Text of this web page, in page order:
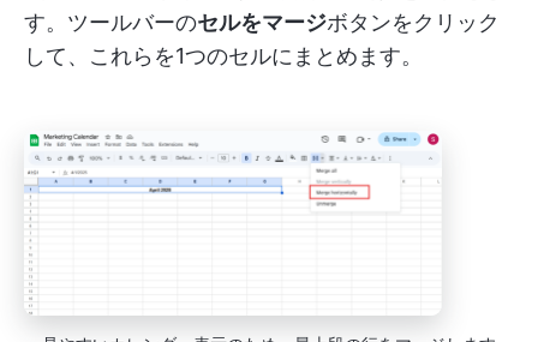
す。ツールバーのセルをマージボタンをクリック
して、これらを1つのセルにまとめます。